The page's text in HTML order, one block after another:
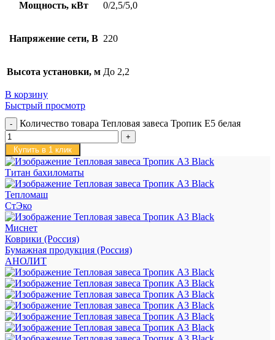
Мощность, кВт 0/2,5/5,0
Напряжение сети, В 220
Высота установки, м До 2,2
В корзину
Быстрый просмотр
Количество товара Тепловая завеса Тропик E5 белая
Купить в 1 клик
Титан бахиломаты
Тепломаш
СтЭко
Миснет
Коврики (Россия)
Бумажная продукция (Россия)
АНОЛИТ